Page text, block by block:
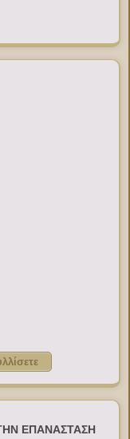
ΕΠΑΝΑΣΤΑΣΗ